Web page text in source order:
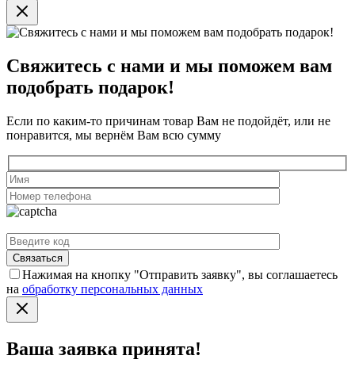
Свяжитесь с нами и мы поможем вам
подобрать подарок!
Если по каким-то причинам товар Вам не подойдёт, или не
понравится, мы вернём Вам всю сумму
Нажимая на кнопку "Отправить заявку", вы соглашаетесь
на обработку персональных данных
Ваша заявка принята!